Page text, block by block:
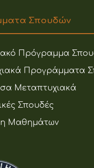
Σπουδών
Πρόγραμμα
Προγράμματα
Μεταπτυχιακά
Σπουδές
Μαθημάτων